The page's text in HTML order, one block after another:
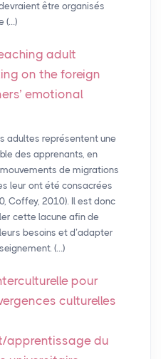
être organisés
(…)
adult
on the foreign
emotional
adultes représentent une
des apprenants, en
de migrations
leur ont été consacrées
Coffey, 2010). Il est donc
cette lacune afin de
besoins et d’adapter
(…)
pour
culturelles
apprentissage du